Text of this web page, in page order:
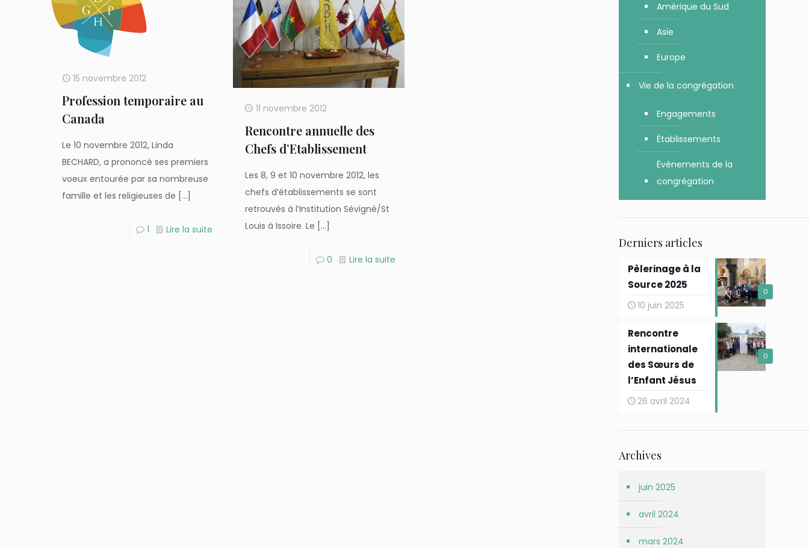
15 novembre 2012
Profession temporaire au
Canada
Le 10 novembre 2012, Linda
BECHARD, a prononcé ses premiers
voeux entourée par sa nombreuse
famille et les religieuses de […]
1 Lire la suite
11 novembre 2012
Rencontre annuelle des
Chefs d’Etablissement
Les 8, 9 et 10 novembre 2012, les
chefs d’établissements se sont
retrouvés à l’Institution Sévigné/St
Louis à Issoire. Le […]
0 Lire la suite
Amérique du Sud
Asie
Europe
Vie de la congrégation
Engagements
Établissements
Évènements de la
congrégation
Derniers articles
0
Pèlerinage à la
Source 2025
10 juin 2025
0
Rencontre
internationale
des Sœurs de
l’Enfant Jésus
26 avril 2024
Archives
juin 2025
avril 2024
mars 2024